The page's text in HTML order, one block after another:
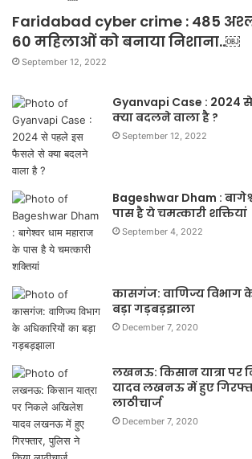
Faridabad cyber crime : 485
60 महिलाओं को बनाया निशाना..￼
September 12, 2022
Gyanvapi Case :
क्या बदलने वाला है ?
September 12, 2022
Bageshwar Dham :
पास है ये चमत्कारी शक्तियां
September 4, 2022
कासगंज: वाणिज्य विभाग
बड़ा गड़बड़झाला
December 7, 2020
लखनऊ: किसान यात्रा
यादव लखनऊ में हुए
लाठीचार्ज
December 7, 2020